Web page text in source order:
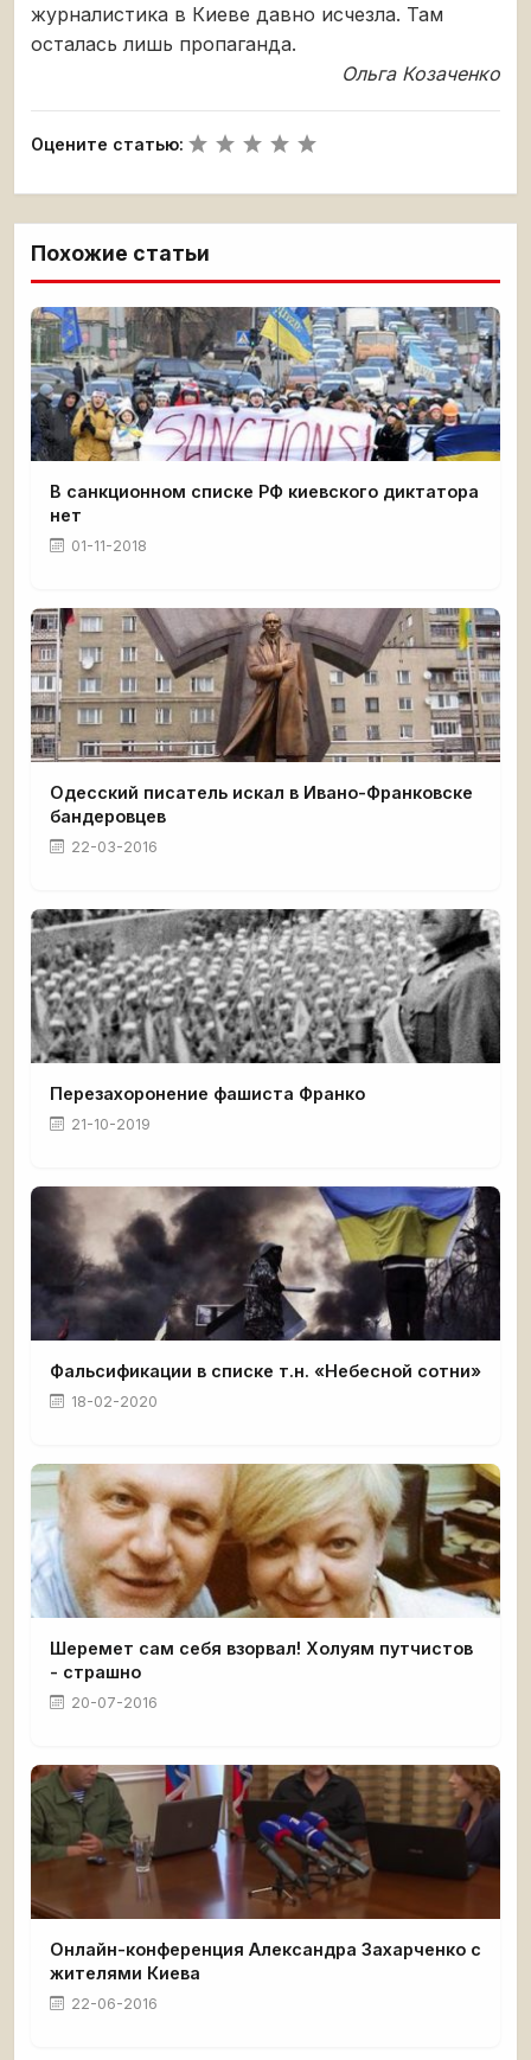
журналистика в Киеве давно исчезла. Там
осталась лишь пропаганда.
Ольга Козаченко
Оцените статью:
Похожие статьи
В санкционном списке РФ киевского диктатора
нет
01-11-2018
Одесский писатель искал в Ивано-Франковске
бандеровцев
22-03-2016
Перезахоронение фашиста Франко
21-10-2019
Фальсификации в списке т.н. «Небесной сотни»
18-02-2020
Шеремет сам себя взорвал! Холуям путчистов
- страшно
20-07-2016
Онлайн-конференция Александра Захарченко с
жителями Киева
22-06-2016